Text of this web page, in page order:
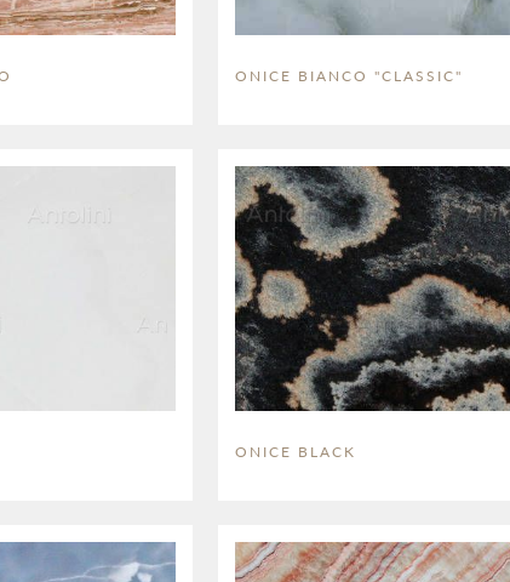
ONICE BIANCO "CLASSIC"
ONICE BLACK